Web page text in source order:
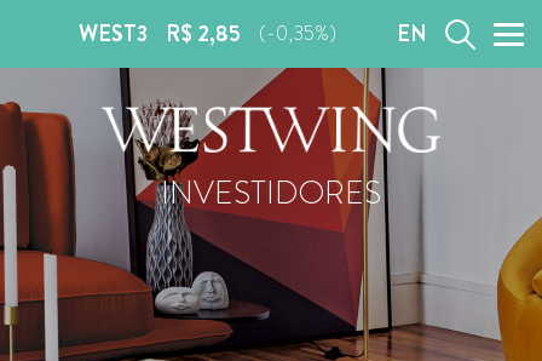
WEST3 R$ 2,85 (-0,35%) EN
INVESTIDORES